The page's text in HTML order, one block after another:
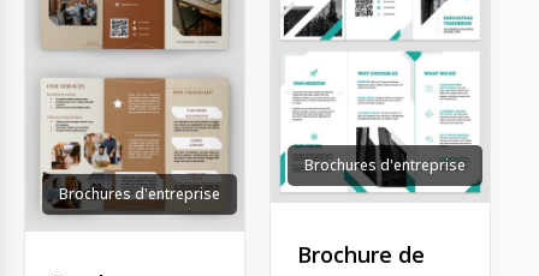
Brochures d'entreprise
Brochures d'entreprise
Brochure de